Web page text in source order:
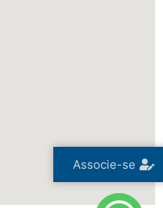
Associe-se